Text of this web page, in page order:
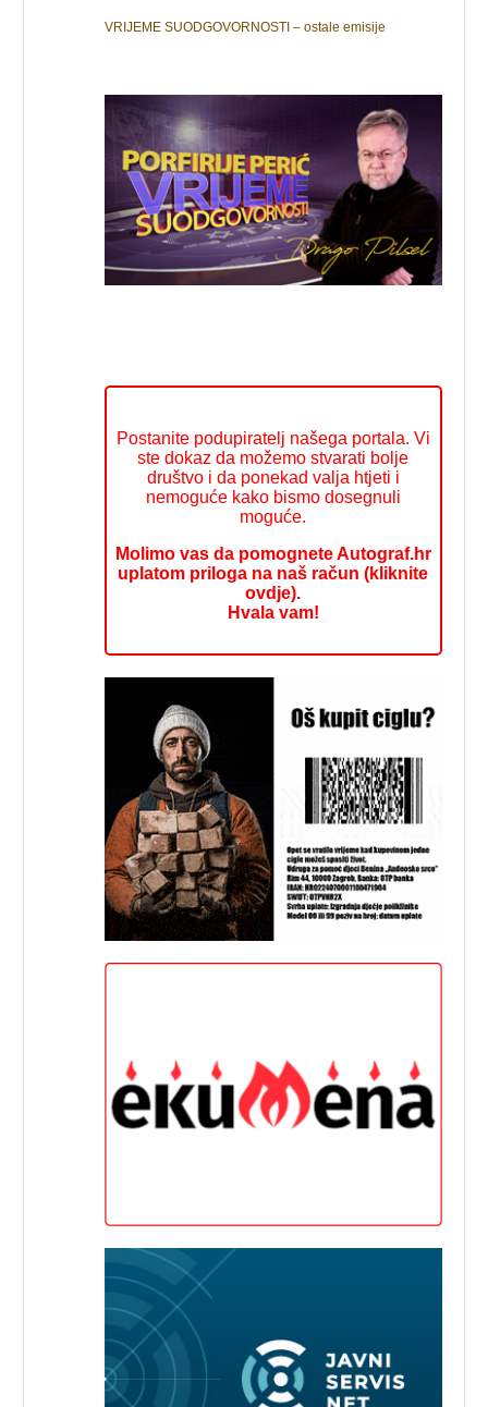
VRIJEME SUODGOVORNOSTI – ostale emisije
Postanite podupiratelj našega portala. Vi
ste dokaz da možemo stvarati bolje
društvo i da ponekad valja htjeti i
nemoguće kako bismo dosegnuli
moguće.
Molimo vas da pomognete Autograf.hr
uplatom priloga na naš račun (kliknite
ovdje).
Hvala vam!